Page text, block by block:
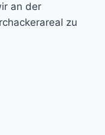
an der
zu